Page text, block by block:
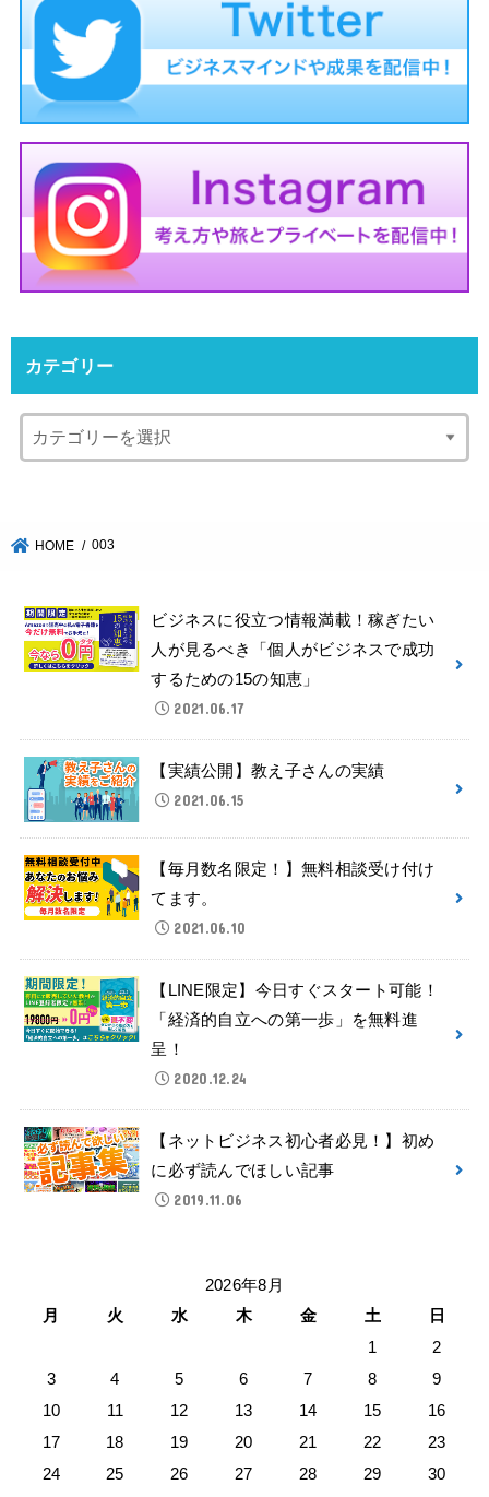
カテゴリー
HOME 003
ビジネスに役立つ情報満載！稼ぎたい
人が見るべき「個人がビジネスで成功
するための15の知恵」
2021.06.17
【実績公開】教え子さんの実績
2021.06.15
【毎月数名限定！】無料相談受け付け
てます。
2021.06.10
【LINE限定】今日すぐスタート可能！
「経済的自立への第一歩」を無料進
呈！
2020.12.24
【ネットビジネス初心者必見！】初め
に必ず読んでほしい記事
2019.11.06
2026年8月
月
火 水 木 金 土
日
1
2
3
4 5 6 7 8
9
10
11 12 13 14 15
16
17
18 19 20 21 22
23
24
25 26 27 28 29
30